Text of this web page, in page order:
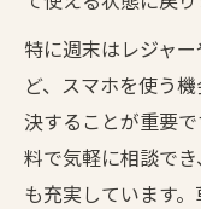
特に週末はレジャ
ど、スマホを使う
決することが重要
料で気軽に相談で
も充実しています